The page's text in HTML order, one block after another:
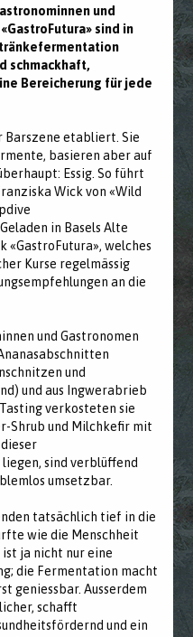
und
sind in
schmackhaft,
Bereicherung für jede
Barszene etabliert. Sie
basieren aber auf
Essig. So führt
Wick von «Wild
in Basels Alte
welches
Kurse regelmässig
an die
und Gastronomen
und
und aus Ingwerabrieb
verkosteten sie
Shrub und Milchkefir mit
sind verblüffend
umsetzbar.
tatsächlich tief in die
wie die Menschheit
ja nicht nur eine
die Fermentation macht
geniessbar. Ausserdem
schafft
und ein